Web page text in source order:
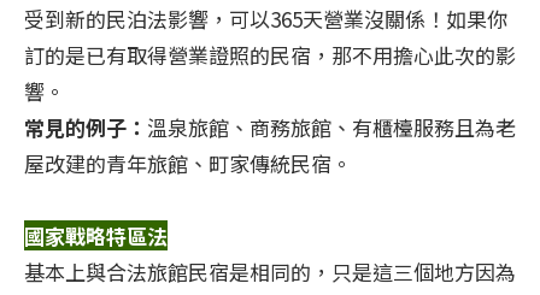
受到新的民泊法影響，可以365天營業沒關係！如果你
訂的是已有取得營業證照的民宿，那不用擔心此次的影
響。
常見的例子： 溫泉旅館、商務旅館、有櫃檯服務且為老
屋改建的青年旅館、町家傳統民宿。
國家戰略特區法
基本上與合法旅館民宿是相同的，只是這三個地方因為